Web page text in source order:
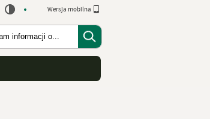
Wersja mobilna